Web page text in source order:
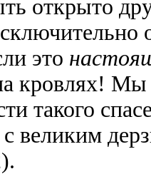
открыто
это
кровлях!
такого
великим